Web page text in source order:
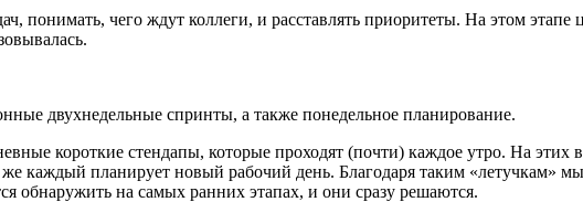
понимать, чего ждут коллеги, и расставлять приоритеты. На этом
двухнедельные спринты, а также понедельное планирование.
короткие стендапы, которые проходят (почти) каждое утро. На этих
каждый планирует новый рабочий день. Благодаря таким «летучкам»
обнаружить на самых ранних этапах, и они сразу решаются.